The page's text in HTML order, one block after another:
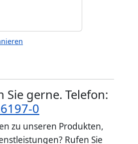
Sie gerne. Telefon:
0
zu unseren Produkten,
Rufen Sie